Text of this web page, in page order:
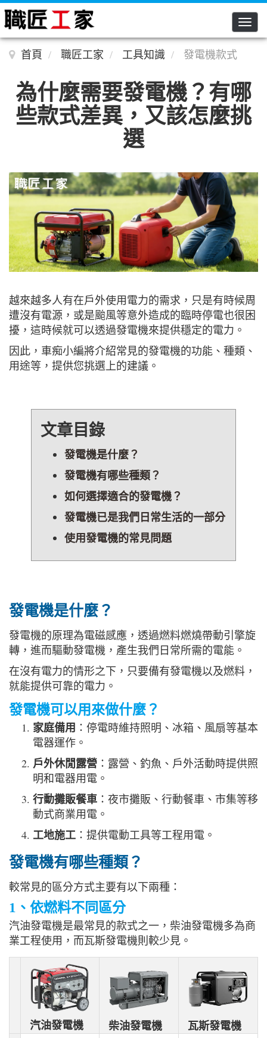
Toggle
首頁 職匠工家 工具知識 發電機款式
為什麼需要發電機？有哪
些款式差異，又該怎麼挑
選
越來越多人有在戶外使用電力的需求，只是有時候周
遭沒有電源，或是颱風等意外造成的臨時停電也很困
擾，這時候就可以透過發電機來提供穩定的電力。
因此，車痴小編將介紹常見的發電機的功能、種類、
用途等，提供您挑選上的建議。
文章目錄
發電機是什麼？
發電機有哪些種類？
如何選擇適合的發電機？
發電機已是我們日常生活的一部分
使用發電機的常見問題
發電機是什麼？
發電機的原理為電磁感應，透過燃料燃燒帶動引擎旋
轉，進而驅動發電機，產生我們日常所需的電能。
在沒有電力的情形之下，只要備有發電機以及燃料，
就能提供可靠的電力。
發電機可以用來做什麼？
家庭備用 ：停電時維持照明、冰箱、風扇等基本
電器運作。
戶外休閒露營 ：露營、釣魚、戶外活動時提供照
明和電器用電。
行動攤販餐車 ：夜市攤販、行動餐車、市集等移
動式商業用電。
工地施工 ：提供電動工具等工程用電。
發電機有哪些種類？
較常見的區分方式主要有以下兩種：
1、依燃料不同區分
汽油發電機是最常見的款式之一，柴油發電機多為商
業工程使用，而瓦斯發電機則較少見。
汽油發電機 柴油發電機
瓦斯發電機